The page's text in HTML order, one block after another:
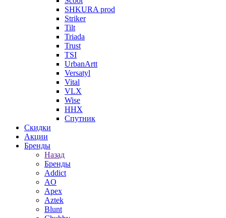
SHKURA рrоd
Striker
Tilt
Triada
Trust
TSI
UrbanArtt
Versatyl
Vital
VLX
Wise
ННХ
Спутник
Скидки
Акции
Бренды
Назад
Бренды
Addict
AO
Apex
Aztek
Blunt